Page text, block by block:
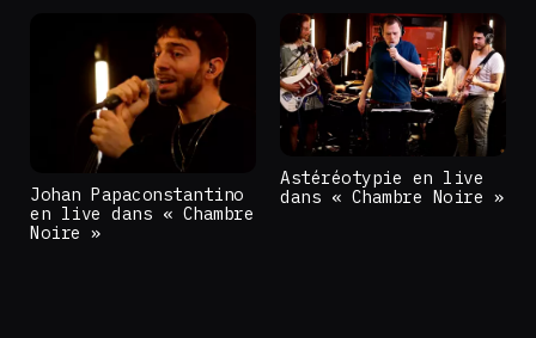
Johan Papaconstantino
en live dans « Chambre
Noire »
Astéréotypie en live
dans « Chambre Noire »